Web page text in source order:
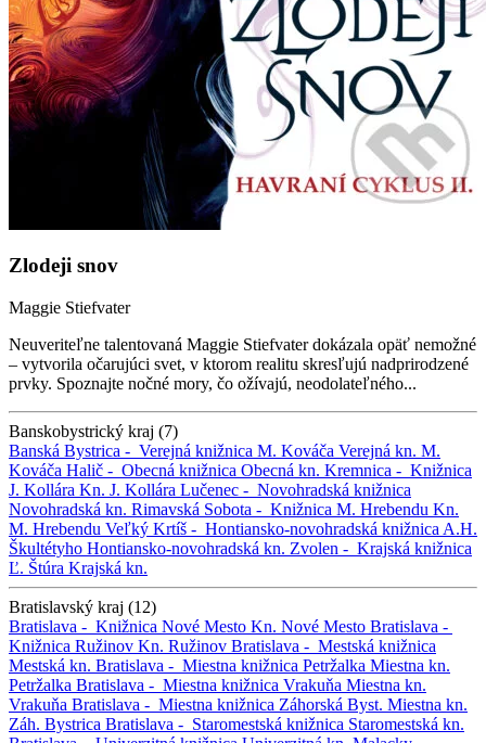
Zlodeji snov
Maggie Stiefvater
Neuveriteľne talentovaná Maggie Stiefvater dokázala opäť nemožné
– vytvorila očarujúci svet, v ktorom realitu skresľujú nadprirodzené
prvky. Spoznajte nočné mory, čo ožívajú, neodolateľného...
Banskobystrický kraj (7)
Banská Bystrica - Verejná knižnica M. Kováča Verejná kn. M.
Kováča Halič - Obecná knižnica Obecná kn. Kremnica - Knižnica
J. Kollára Kn. J. Kollára Lučenec - Novohradská knižnica
Novohradská kn. Rimavská Sobota - Knižnica M. Hrebendu Kn.
M. Hrebendu Veľký Krtíš - Hontiansko-novohradská knižnica A.H.
Škultétyho Hontiansko-novohradská kn. Zvolen - Krajská knižnica
Ľ. Štúra Krajská kn.
Bratislavský kraj (12)
Bratislava - Knižnica Nové Mesto Kn. Nové Mesto Bratislava -
Knižnica Ružinov Kn. Ružinov Bratislava - Mestská knižnica
Mestská kn. Bratislava - Miestna knižnica Petržalka Miestna kn.
Petržalka Bratislava - Miestna knižnica Vrakuňa Miestna kn.
Vrakuňa Bratislava - Miestna knižnica Záhorská Byst. Miestna kn.
Záh. Bystrica Bratislava - Staromestská knižnica Staromestská kn.